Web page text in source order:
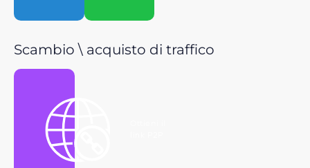
Scambio \ acquisto di traffico